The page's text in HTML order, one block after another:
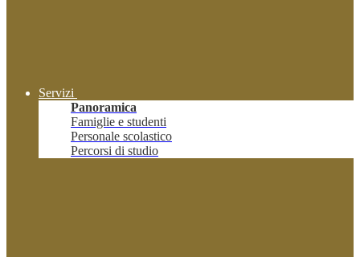
Servizi
Panoramica
Famiglie e studenti
Personale scolastico
Percorsi di studio